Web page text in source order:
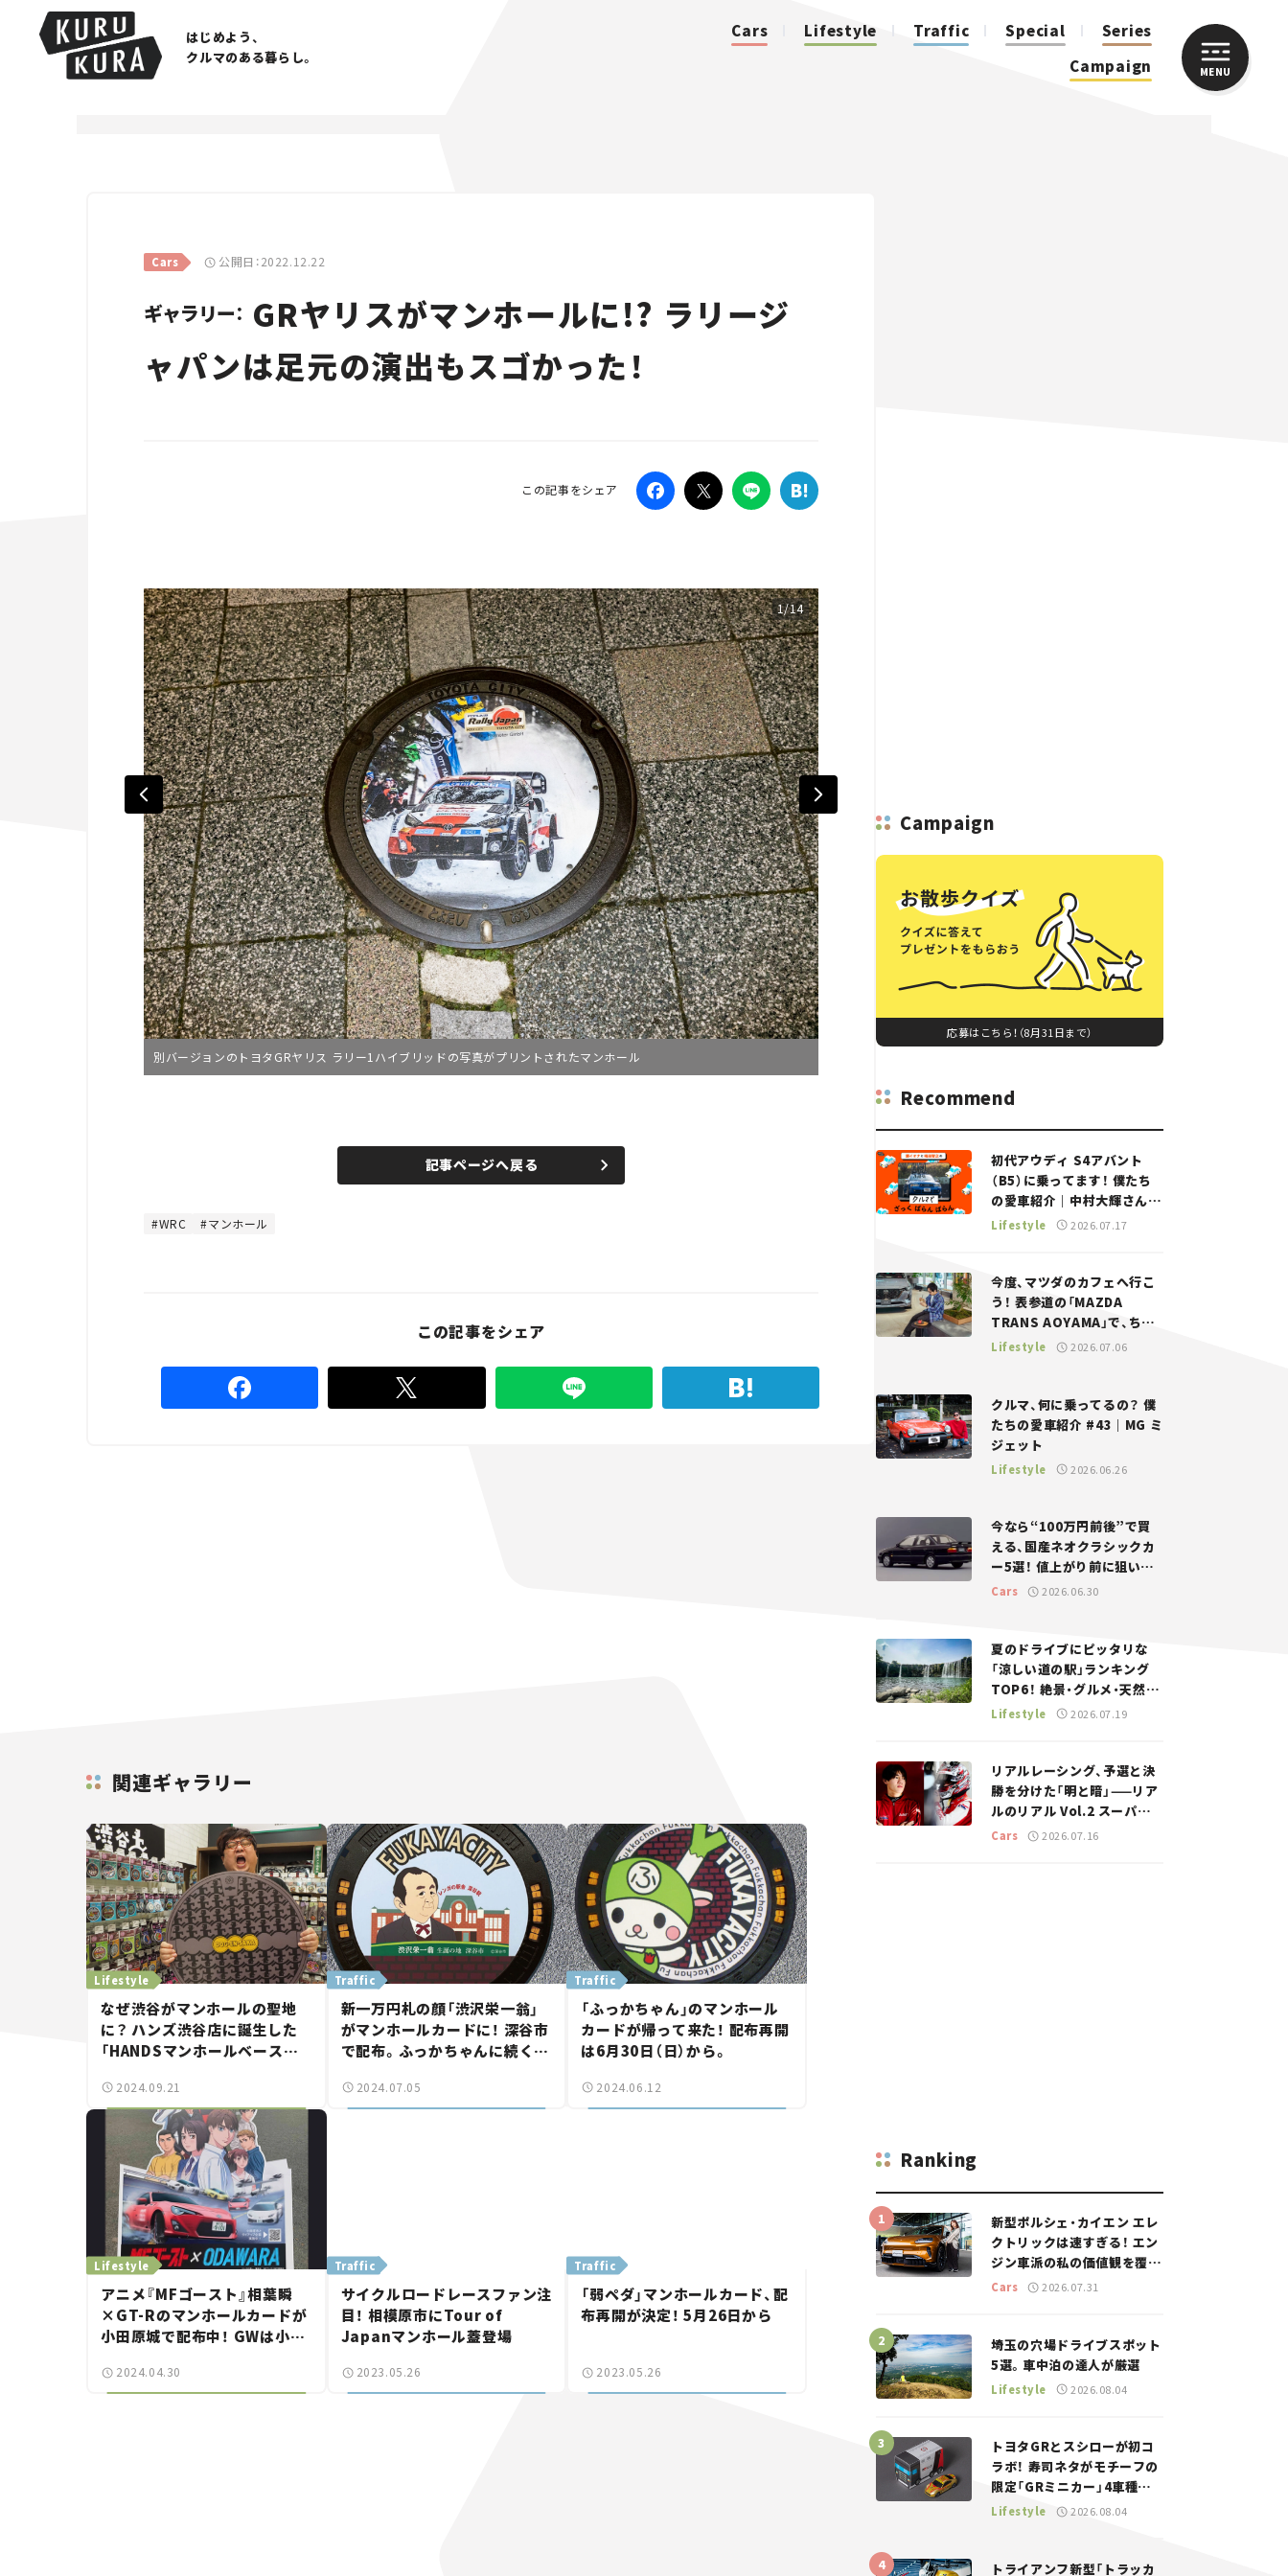
はじめよう、
クルマのある暮らし。
Cars Lifestyle Traffic Special
Series
Campaign
MENU
Cars 公開日：2022.12.22
ギャラリー： GRヤリスがマンホールに!? ラリージ
ャパンは足元の演出もスゴかった！
この記事をシェア
1/14
別バージョンのトヨタGRヤリス ラリー1ハイブリッドの写真がプリントされたマンホール
記事ページへ戻る
WRC マンホール
この記事をシェア
関連ギャラリー
Lifestyle
なぜ渋谷がマンホールの聖地
に？ ハンズ渋谷店に誕生した
「HANDSマンホールベース渋
2024.09.21
Traffic
新一万円札の顔「渋沢栄一翁」
がマンホールカードに！ 深谷市
で配布。ふっかちゃんに続く第
2024.07.05
Traffic
「ふっかちゃん」のマンホール
カードが帰って来た！ 配布再開
は6月30日（日）から。
2024.06.12
Lifestyle
アニメ『MFゴースト』相葉瞬
×GT-Rのマンホールカードが
小田原城で配布中！ GWは小田
2024.04.30
Traffic
サイクルロードレースファン注
目！ 相模原市にTour of
Japanマンホール蓋登場
2023.05.26
Traffic
「弱ペダ」マンホールカード、配
布再開が決定！ 5月26日から
2023.05.26
Campaign
応募はこちら！（8月31日まで）
Recommend
初代アウディ S4アバント
（B5）に乗ってます！ 僕たち
の愛車紹介｜中村大輝さん
——瀬イオナと嶋田智之の
Lifestyle 2026.07.17
今度、マツダのカフェへ行こ
う！ 表参道の「MAZDA
TRANS AOYAMA」で、ちょ
っとひと息。——連載｜CCG
Lifestyle 2026.07.06
クルマ、何に乗ってるの？ 僕
たちの愛車紹介 #43｜MG ミ
ジェット
Lifestyle 2026.06.26
今なら“100万円前後”で買
える、国産ネオクラシックカ
ー5選！ 値上がり前に狙いた
い、中古車探しをお手伝い――ち
Cars 2026.06.30
夏のドライブにピッタリな
「涼しい道の駅」ランキング
TOP6！ 絶景・グルメ・天然ク
ーラーなど、避暑におすすめ
Lifestyle 2026.07.19
リアルレーシング、予選と決
勝を分けた「明と暗」——リア
ルのリアル Vol.2 スーパー
GT 2026開幕戦 岡山国際サ
Cars 2026.07.16
Ranking
新型ポルシェ・カイエン エレ
クトリックは速すぎる！ エン
ジン車派の私の価値観を覆し
た、新しいポルシェの走り。
Cars 2026.07.31
埼玉の穴場ドライブスポット
5選。車中泊の達人が厳選
Lifestyle 2026.08.04
トヨタGRとスシローが初コ
ラボ！ 寿司ネタがモチーフの
限定「GRミニカー」4車種が
登場。入手方法は？【クルマ
Lifestyle 2026.08.04
トライアンフ新型「トラッカ
CLOSE
Traffic
Campaign